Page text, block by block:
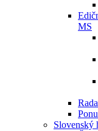
MS
Slovenský